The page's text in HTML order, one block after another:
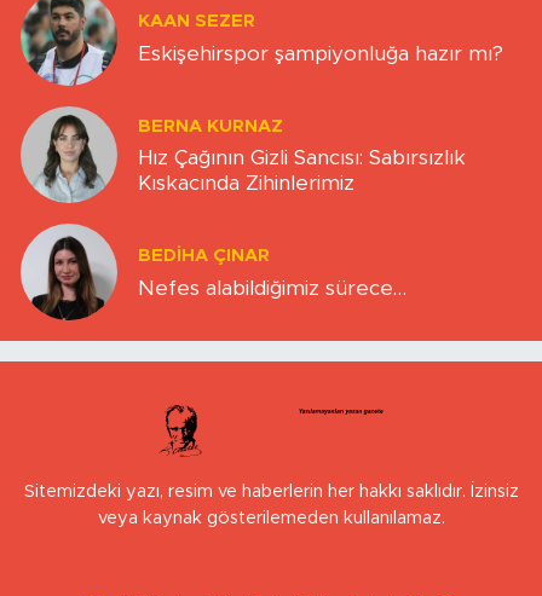
KAAN SEZER
Eskişehirspor şampiyonluğa hazır mı?
BERNA KURNAZ
Hız Çağının Gizli Sancısı: Sabırsızlık
Kıskacında Zihinlerimiz
BEDIHA ÇINAR
Nefes alabildiğimiz sürece…
Sitemizdeki yazı, resim ve haberlerin her hakkı saklıdır. İzinsiz
veya kaynak gösterilemeden kullanılamaz.